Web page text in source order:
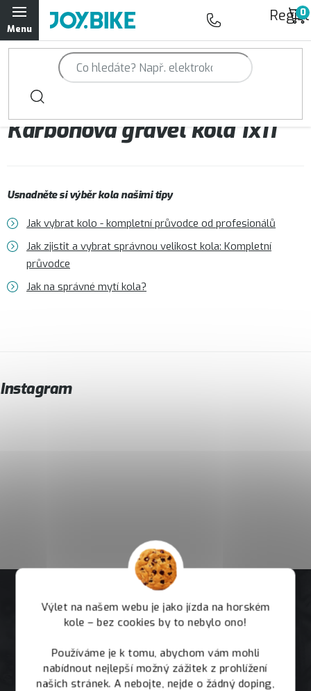
Výlet na našem webu je jako jízda na horském
kole – bez cookies by to nebylo ono!
Používáme je k tomu, abychom vám mohli
nabídnout nejlepší možný zážitek z prohlížení
našich stránek. A nebojte, nejde o žádný doping,
Přejít
na
obsah
Trailová kola Qayron
Horská kola Qayron
Dámská horská kola Qayron
Doplňky a oblečení Qayron
Kontakt Servisní a výdejní místa
Karbonová gravel kola 1x11
Usnadněte si výběr kola našimi tipy
Jak vybrat kolo - kompletní průvodce od profesionálů
Jak zjistit a vybrat správnou velikost kola: Kompletní
průvodce
Jak na správné mytí kola?
Instagram